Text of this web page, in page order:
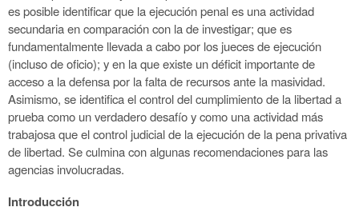
es posible identificar que la ejecución penal es una actividad
secundaria en comparación con la de investigar; que es
fundamentalmente llevada a cabo por los jueces de ejecución
(incluso de oficio); y en la que existe un déficit importante de
acceso a la defensa por la falta de recursos ante la masividad.
Asimismo, se identifica el control del cumplimiento de la libertad a
prueba como un verdadero desafío y como una actividad más
trabajosa que el control judicial de la ejecución de la pena privativa
de libertad. Se culmina con algunas recomendaciones para las
agencias involucradas.
Introducción